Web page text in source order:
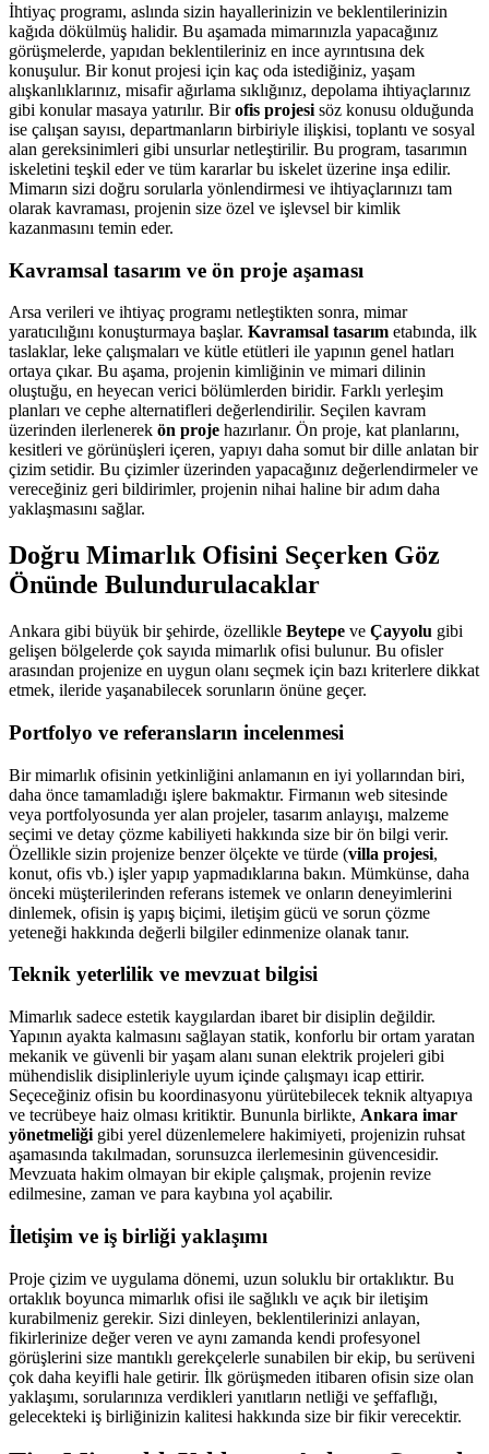
İhtiyaç programı, aslında sizin hayallerinizin ve beklentilerinizin
kağıda dökülmüş halidir. Bu aşamada mimarınızla yapacağınız
görüşmelerde, yapıdan beklentileriniz en ince ayrıntısına dek
konuşulur. Bir konut projesi için kaç oda istediğiniz, yaşam
alışkanlıklarınız, misafir ağırlama sıklığınız, depolama ihtiyaçlarınız
gibi konular masaya yatırılır. Birofis projesi söz konusu olduğunda
ise çalışan sayısı, departmanların birbiriyle ilişkisi, toplantı ve sosyal
alan gereksinimleri gibi unsurlar netleştirilir. Bu program, tasarımın
iskeletini teşkil eder ve tüm kararlar bu iskelet üzerine inşa edilir.
Mimarın sizi doğru sorularla yönlendirmesi ve ihtiyaçlarınızı tam
olarak kavraması, projenin size özel ve işlevsel bir kimlik
kazanmasını temin eder.
Kavramsal tasarım ve ön proje aşaması
Arsa verileri ve ihtiyaç programı netleştikten sonra, mimar
yaratıcılığını konuşturmaya başlar. Kavramsal tasarım etabında, ilk
taslaklar, leke çalışmaları ve kütle etütleri ile yapının genel hatları
ortaya çıkar. Bu aşama, projenin kimliğinin ve mimari dilinin
oluştuğu, en heyecan verici bölümlerden biridir. Farklı yerleşim
planları ve cephe alternatifleri değerlendirilir. Seçilen kavram
üzerinden ilerlenerek ön proje hazırlanır. Ön proje, kat planlarını,
kesitleri ve görünüşleri içeren, yapıyı daha somut bir dille anlatan bir
çizim setidir. Bu çizimler üzerinden yapacağınız değerlendirmeler ve
vereceğiniz geri bildirimler, projenin nihai haline bir adım daha
yaklaşmasını sağlar.
Doğru Mimarlık Ofisini Seçerken Göz
Önünde Bulundurulacaklar
Ankara gibi büyük bir şehirde, özellikle Beytepe ve Çayyolu gibi
gelişen bölgelerde çok sayıda mimarlık ofisi bulunur. Bu ofisler
arasından projenize en uygun olanı seçmek için bazı kriterlere dikkat
etmek, ileride yaşanabilecek sorunların önüne geçer.
Portfolyo ve referansların incelenmesi
Bir mimarlık ofisinin yetkinliğini anlamanın en iyi yollarından biri,
daha önce tamamladığı işlere bakmaktır. Firmanın web sitesinde
veya portfolyosunda yer alan projeler, tasarım anlayışı, malzeme
seçimi ve detay çözme kabiliyeti hakkında size bir ön bilgi verir.
Özellikle sizin projenize benzer ölçekte ve türde (villa projesi,
konut, ofis vb.) işler yapıp yapmadıklarına bakın. Mümkünse, daha
önceki müşterilerinden referans istemek ve onların deneyimlerini
dinlemek, ofisin iş yapış biçimi, iletişim gücü ve sorun çözme
yeteneği hakkında değerli bilgiler edinmenize olanak tanır.
Teknik yeterlilik ve mevzuat bilgisi
Mimarlık sadece estetik kaygılardan ibaret bir disiplin değildir.
Yapının ayakta kalmasını sağlayan statik, konforlu bir ortam yaratan
mekanik ve güvenli bir yaşam alanı sunan elektrik projeleri gibi
mühendislik disiplinleriyle uyum içinde çalışmayı icap ettirir.
Seçeceğiniz ofisin bu koordinasyonu yürütebilecek teknik altyapıya
ve tecrübeye haiz olması kritiktir. Bununla birlikte, Ankara imar
yönetmeliği gibi yerel düzenlemelere hakimiyeti, projenizin ruhsat
aşamasında takılmadan, sorunsuzca ilerlemesinin güvencesidir.
Mevzuata hakim olmayan bir ekiple çalışmak, projenin revize
edilmesine, zaman ve para kaybına yol açabilir.
İletişim ve iş birliği yaklaşımı
Proje çizim ve uygulama dönemi, uzun soluklu bir ortaklıktır. Bu
ortaklık boyunca mimarlık ofisi ile sağlıklı ve açık bir iletişim
kurabilmeniz gerekir. Sizi dinleyen, beklentilerinizi anlayan,
fikirlerinize değer veren ve aynı zamanda kendi profesyonel
görüşlerini size mantıklı gerekçelerle sunabilen bir ekip, bu serüveni
çok daha keyifli hale getirir. İlk görüşmeden itibaren ofisin size olan
yaklaşımı, sorularınıza verdikleri yanıtların netliği ve şeffaflığı,
gelecekteki iş birliğinizin kalitesi hakkında size bir fikir verecektir.